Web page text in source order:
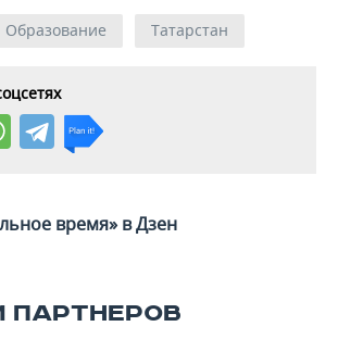
Образование Татарстан
время» в Дзен
ПАРТНЕРОВ